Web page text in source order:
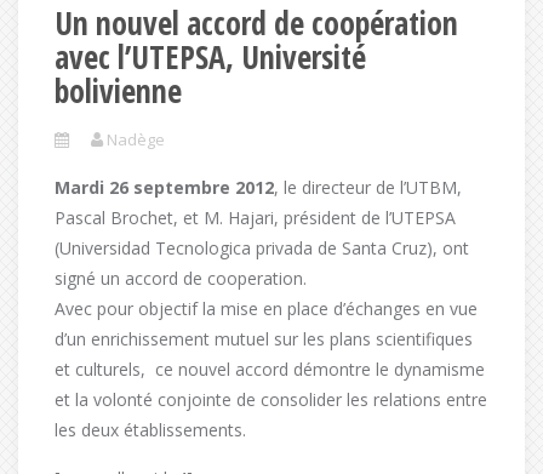
Un nouvel accord de coopération
avec l’UTEPSA, Université
bolivienne
Nadège
Mardi 26 septembre 2012, le directeur de l’UTBM,
Pascal Brochet, et M. Hajari, président de l’UTEPSA
(Universidad Tecnologica privada de Santa Cruz), ont
signé un accord de cooperation.
Avec pour objectif la mise en place d’échanges en vue
d’un enrichissement mutuel sur les plans scientifiques
et culturels, ce nouvel accord démontre le dynamisme
et la volonté conjointe de consolider les relations entre
les deux établissements.